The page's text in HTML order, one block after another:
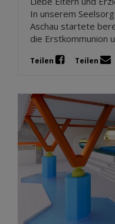
In unserem
Aschau startete
die Erstkommunion
Teilen Teilen